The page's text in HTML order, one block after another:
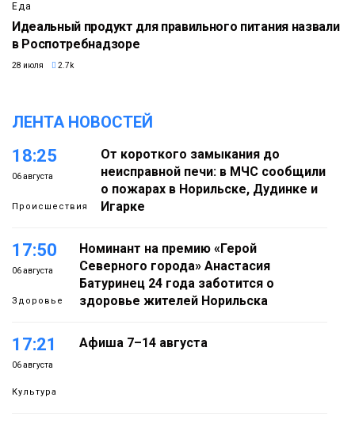
Еда
Идеальный продукт для правильного питания назвали
в Роспотребнадзоре
28 июля 2.7k
ЛЕНТА НОВОСТЕЙ
18:25
06 августа
Происшествия
От короткого замыкания до
неисправной печи: в МЧС сообщили
о пожарах в Норильске, Дудинке и
Игарке
17:50
06 августа
Здоровье
Номинант на премию «Герой
Северного города» Анастасия
Батуринец 24 года заботится о
здоровье жителей Норильска
17:21
06 августа
Культура
Афиша 7–14 августа